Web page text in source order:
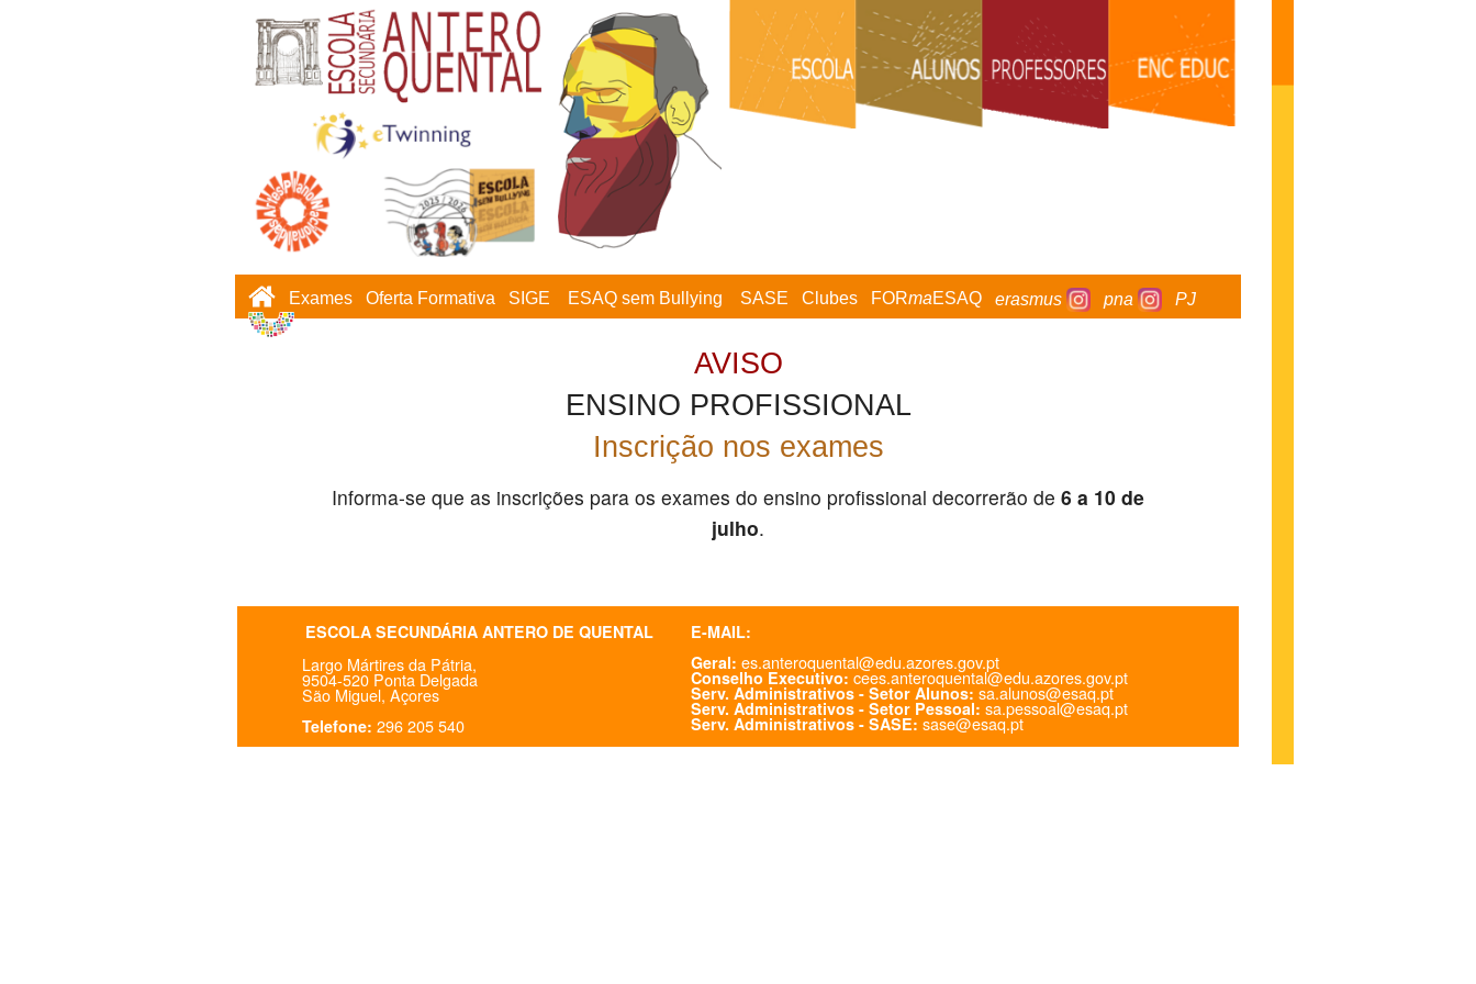
Exames Oferta Formativa SIGE ESAQ sem Bullying SASE Clubes FORmaESAQ erasmus pna PJ
AVISO
ENSINO PROFISSIONAL
Inscrição nos exames
Informa-se que as inscrições para os exames do ensino profissional decorrerão de 6 a 10 de
julho.
ESCOLA SECUNDÁRIA ANTERO DE QUENTAL
Largo Mártires da Pátria,
9504-520 Ponta Delgada
São Miguel, Açores
Telefone: 296 205 540
E-MAIL:
Geral: es.anteroquental@edu.azores.gov.pt
Conselho Executivo: cees.anteroquental@edu.azores.gov.pt
Serv. Administrativos - Setor Alunos: sa.alunos@esaq.pt
Serv. Administrativos - Setor Pessoal: sa.pessoal@esaq.pt
Serv. Administrativos - SASE: sase@esaq.pt